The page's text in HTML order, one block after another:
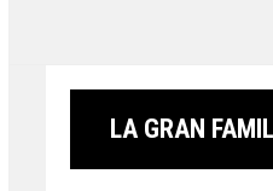
LA GRAN